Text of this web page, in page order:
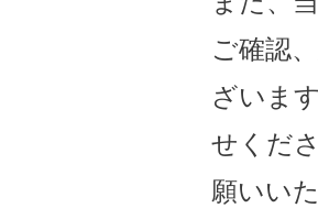
ご確認
ざいま
せくだ
願いい